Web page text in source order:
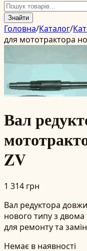
Знайти
Головна/Каталог/
для мототрактора
Вал
ZV
1 314 грн
Вал редуктора
нового типу з
для ремонту та
Немає в наявності